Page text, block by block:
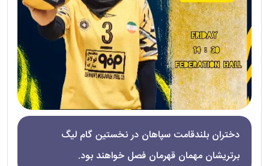
دختران بلندقامت سپاهان در نخستین گام لیگ
برتریشان مهمان قهرمان فصل خواهند بود.